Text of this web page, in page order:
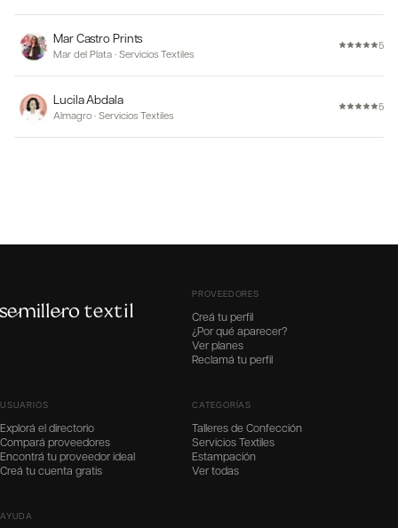
Mar Castro Prints
Mar del Plata · Servicios Textiles
5
Lucila Abdala
Almagro · Servicios Textiles
5
PROVEEDORES
Creá tu perfil
¿Por qué aparecer?
Ver planes
Reclamá tu perfil
USUARIOS
Explorá el directorio
Compará proveedores
Encontrá tu proveedor ideal
Creá tu cuenta gratis
CATEGORÍAS
Talleres de Confección
Servicios Textiles
Estampación
Ver todas
AYUDA